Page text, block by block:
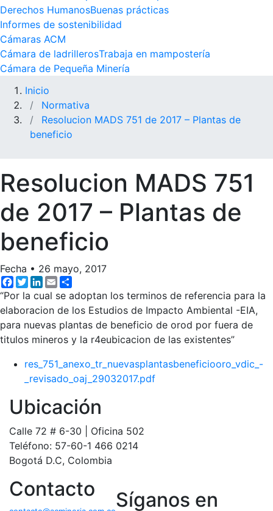
Derechos HumanosBuenas prácticas
Informes de sostenibilidad
Cámaras ACM
Cámara de ladrillerosTrabaja en mampostería
Cámara de Pequeña Minería
Inicio
Normativa
Resolucion MADS 751 de 2017 – Plantas de
beneficio
Resolucion MADS 751
de 2017 – Plantas de
beneficio
Fecha • 26 mayo, 2017
Facebook
TwitterLinkedIn
Email
“Por la cual se adoptan los terminos de referencia para la
elaboracion de los Estudios de Impacto Ambiental -EIA,
para nuevas plantas de beneficio de orod por fuera de
titulos mineros y la r4eubicacion de las existentes”
res_751_anexo_tr_nuevasplantasbeneficiooro_vdic_-
_revisado_oaj_29032017.pdf
Ubicación
Calle 72 # 6-30 | Oficina 502
Teléfono: 57-60-1 466 0214
Bogotá D.C, Colombia
Contacto Síganos en